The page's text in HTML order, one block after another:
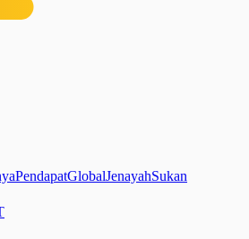
PendapatGlobalJenayahSukan